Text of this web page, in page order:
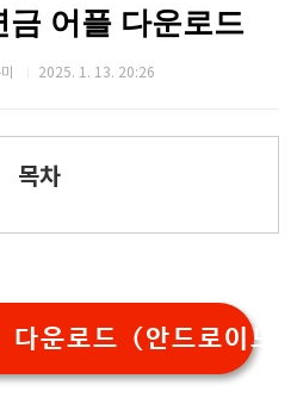
금 어플 다운로드
2025. 1. 13. 20:26
목차
운로드 (안드로이드)